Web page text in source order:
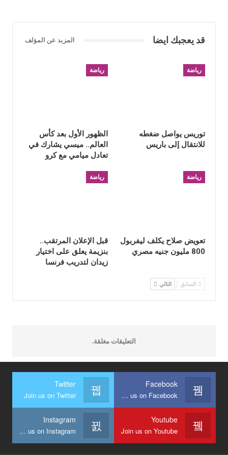
قد يعجبك ايضا المزيد عن المؤلف
رياضة
توريس يواصل ضغطه
للانتقال إلى باريس
رياضة
الظهور الأول بعد كأس
العالم.. ميسي يشارك في
تعادل ميامي مع كرو
رياضة
تعويض صلاح يكلف ليفربول
800 مليون جنيه مصري
رياضة
قبل الإعلان المرتقب..
بنزيمة يعلق على اختيار
زيدان لتدريب فرنسا
السابق التالي
التعليقات مغلقة.
Facebook
Join us on Facebook
Twitter
Join us on Twitter
Youtube
Join us on Youtube
Instagram
Join us on Instagram